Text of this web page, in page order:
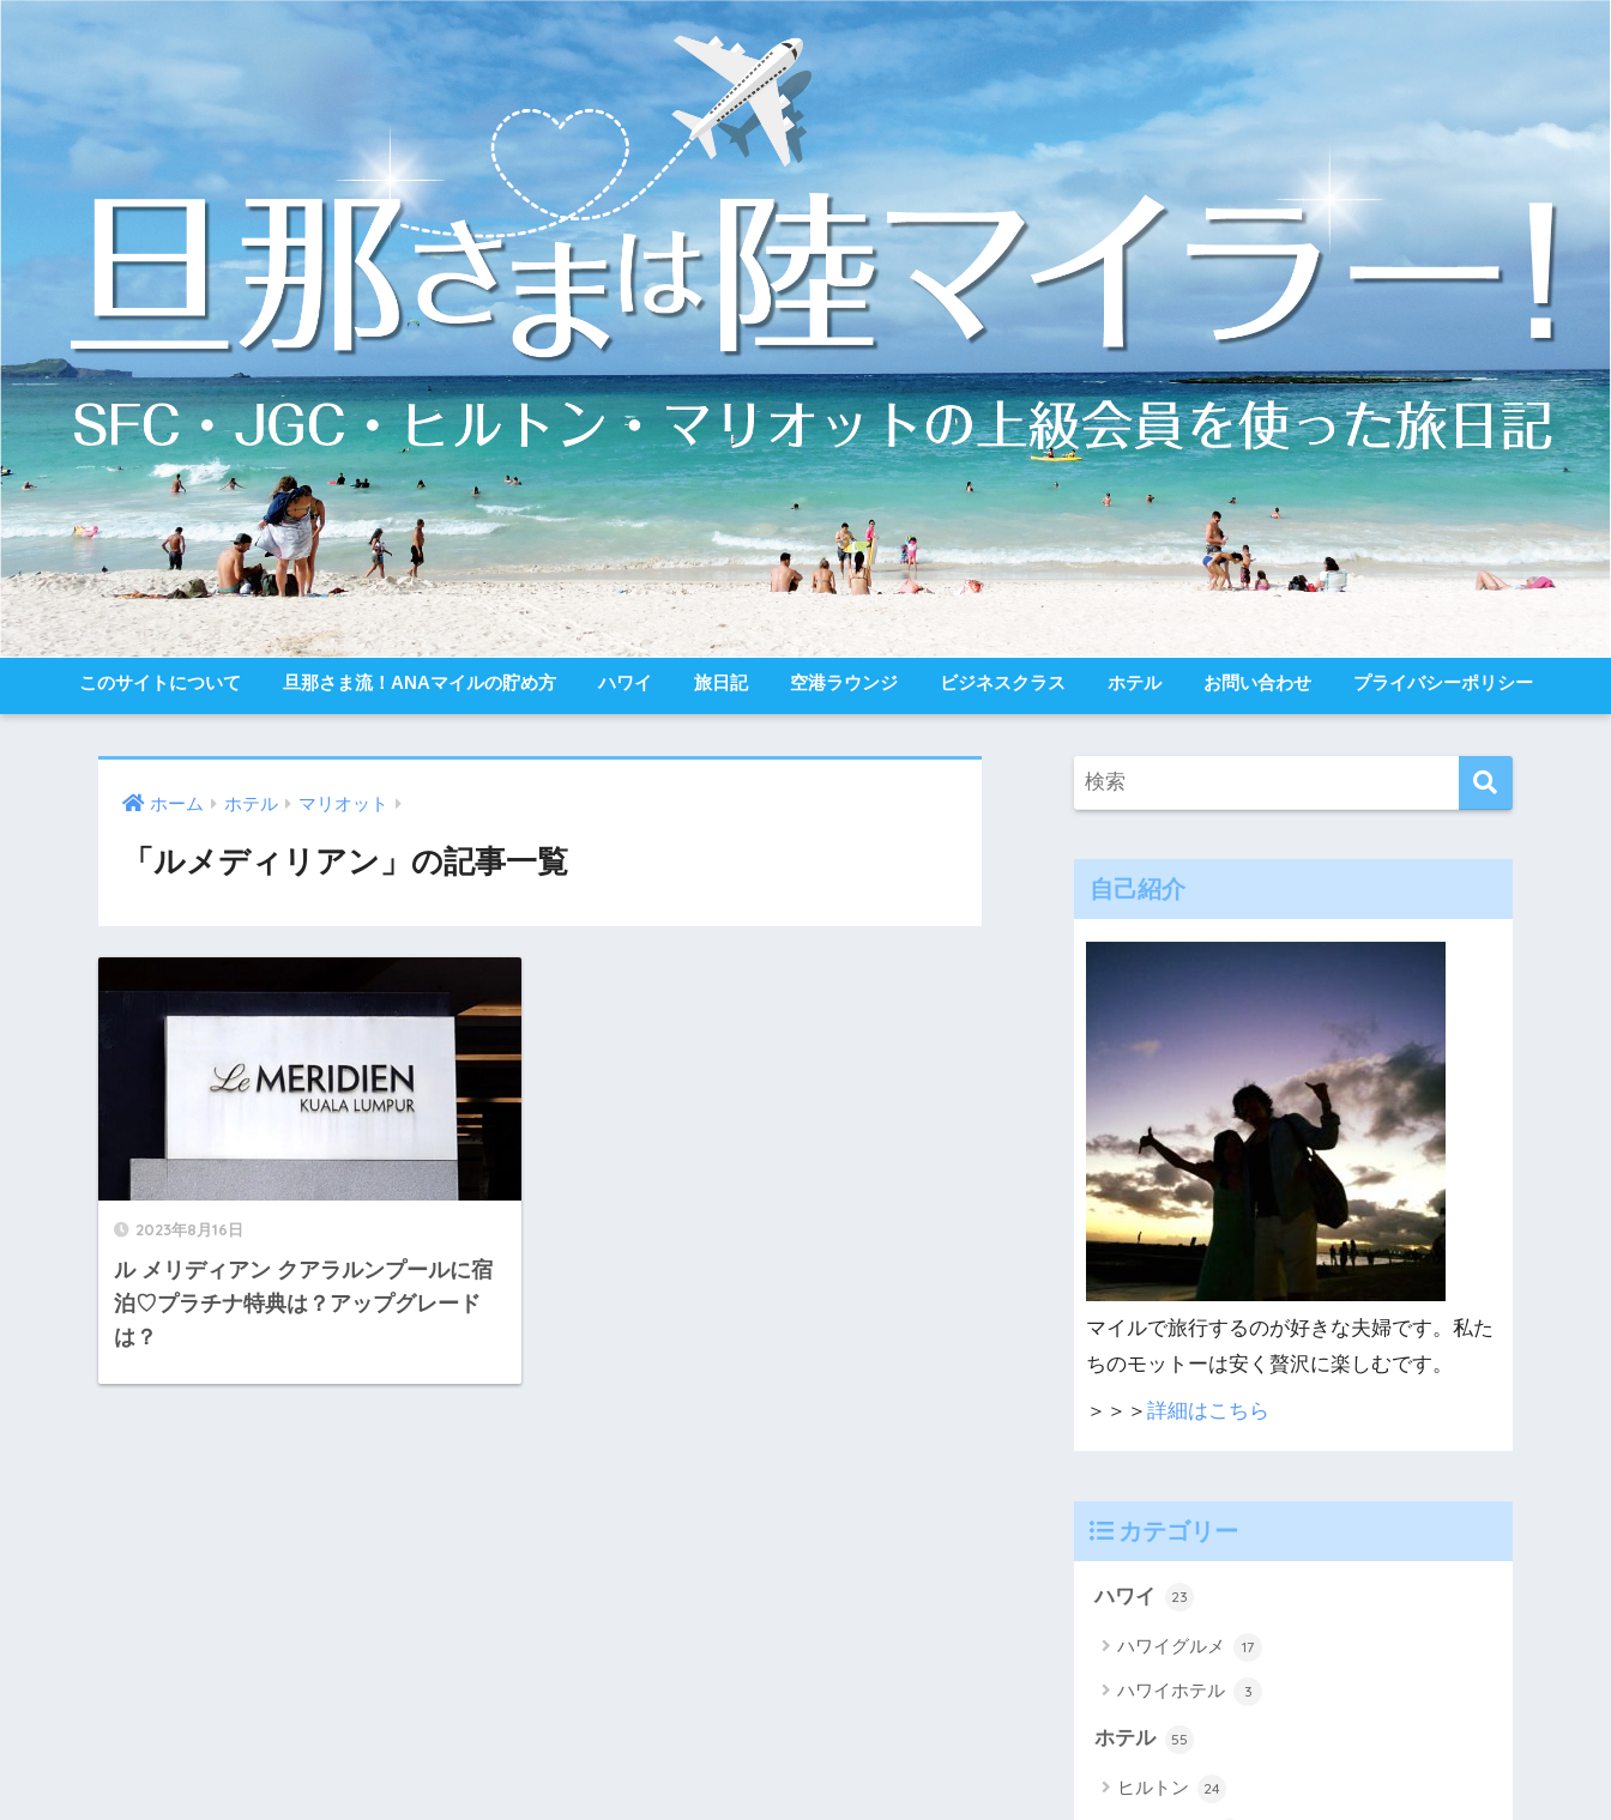
このサイトについて 旦那さま流！ANAマイルの貯め方 ハワイ 旅日記 空港ラウンジ ビジネスクラス ホテル お問い合わせ プライバシーポリシー
ホーム ホテル マリオット
「ルメディリアン」の記事一覧
2023年8月16日
ル メリディアン クアラルンプールに宿
泊♡プラチナ特典は？アップグレード
は？
自己紹介
マイルで旅行するのが好きな夫婦です。私た
ちのモットーは安く贅沢に楽しむです。
＞＞＞詳細はこちら
カテゴリー
ハワイ 23
ハワイグルメ 17
ハワイホテル 3
ホテル 55
ヒルトン 24